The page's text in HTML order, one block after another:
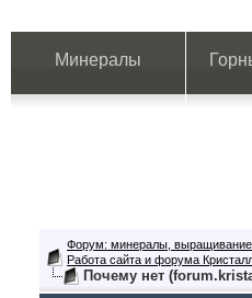
Минералы
Форум: минералы, выращивание
Работа сайта и форума
Почему нет